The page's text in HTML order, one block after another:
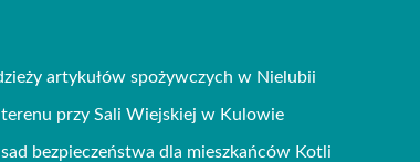
artykułów spożywczych w Nielubii
przy Sali Wiejskiej w Kulowie
bezpieczeństwa dla mieszkańców Kotli